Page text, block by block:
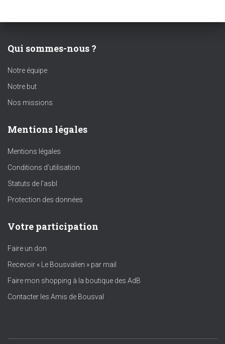
Qui sommes-nous ?
Notre équipe
Notre but
Nos missions
Mentions légales
Mentions légales
Conditions d’utilisation
Statuts de l’asbl
Protection des données
Votre participation
Faire un don
Recevoir « Le Bousvalien » par mail
Faire mon shopping à la boutique des AdB
Contacter les Amis de Bousval